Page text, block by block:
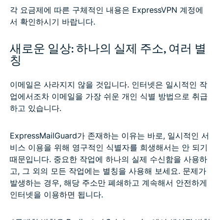
각 요금제에 따른 구체적인 내용은 ExpressVPN 계정에
서 확인하시기 바랍니다.
새로운 일상: 하나의 실제 주소, 여러 별
칭
이메일은 사라지지 않을 것입니다. 인터넷은 일시적인 작
업에서조차 이메일을 가장 쉬운 개인 식별 방법으로 취급
하고 있습니다.
ExpressMailGuard가 존재하는 이유는 바로, 일시적인 서
비스 이용을 위해 영구적인 식별자를 희생해서는 안 되기
때문입니다. 중요한 작업에 하나의 실제 수신함을 사용하
고, 그 외의 모든 작업에는 별칭을 사용해 보세요. 문제가
발생하는 경우, 해당 주소만 폐쇄하고 계속해서 안전하게
인터넷을 이용하면 됩니다.